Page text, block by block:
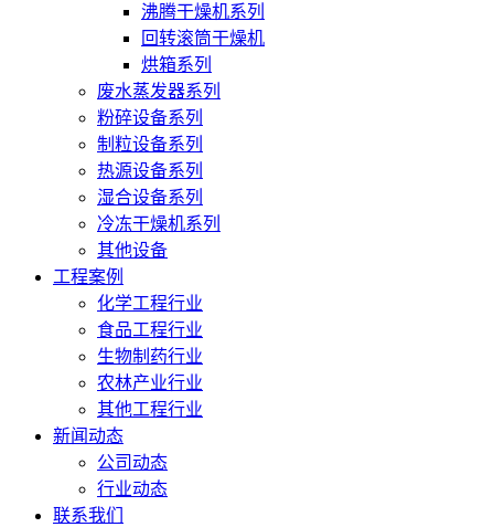
沸腾干燥机系列
回转滚筒干燥机
烘箱系列
废水蒸发器系列
粉碎设备系列
制粒设备系列
热源设备系列
湿合设备系列
冷冻干燥机系列
其他设备
工程案例
化学工程行业
食品工程行业
生物制药行业
农林产业行业
其他工程行业
新闻动态
公司动态
行业动态
联系我们